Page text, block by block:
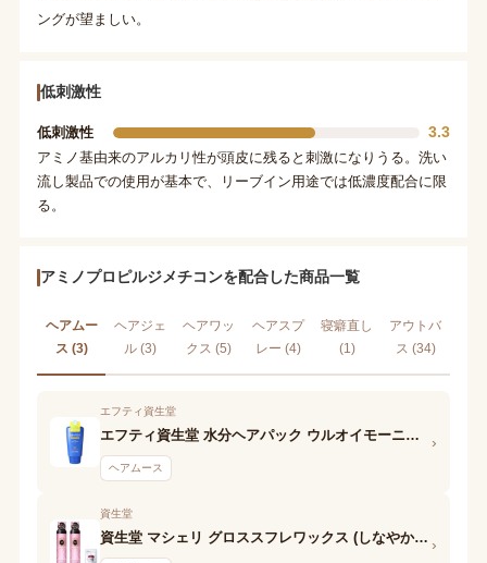
ングが望ましい。
低刺激性
低刺激性 3.3
アミノ基由来のアルカリ性が頭皮に残ると刺激になりうる。洗い
流し製品での使用が基本で、リーブイン用途では低濃度配合に限
る。
アミノプロピルジメチコンを配合した商品一覧
ヘアムー
ス (3)
ヘアジェ
ル (3)
ヘアワッ
クス (5)
ヘアスプ
レー (4)
寝癖直し
(1)
アウトバ
ス (34)
エフティ資生堂
エフティ資生堂 水分ヘアパック ウルオイモーニングムース
ヘアムース
›
資生堂
資生堂 マシェリ グロススフレワックス (しなやかストレート)N ›